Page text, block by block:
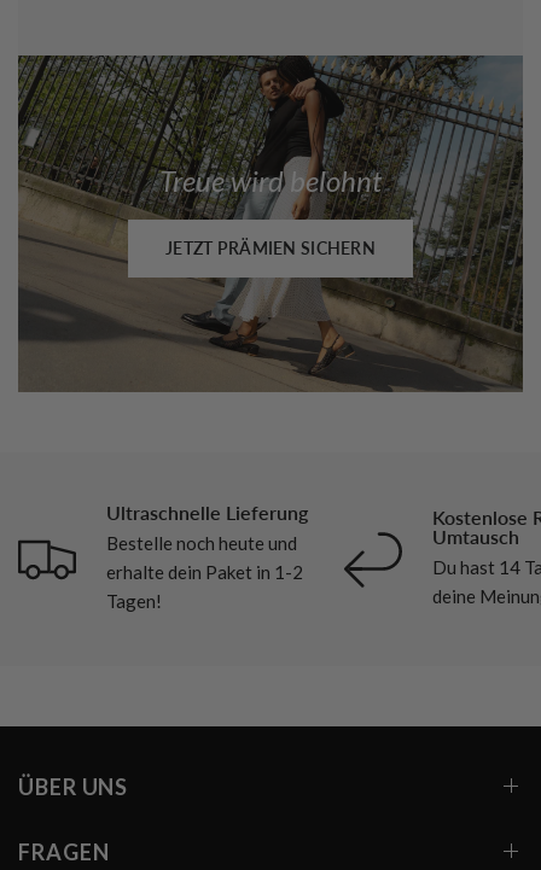
Treue wird belohnt
JETZT PRÄMIEN SICHERN
Ultraschnelle Lieferung
Bestelle noch heute und
erhalte dein Paket in 1-2
Tagen!
Kostenlose
Umtausch
Du hast 14
deine
ÜBER UNS
FRAGEN